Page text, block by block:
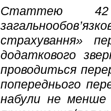
Статтею
страхування»
додаткового
проводиться
попереднього
набули не менше